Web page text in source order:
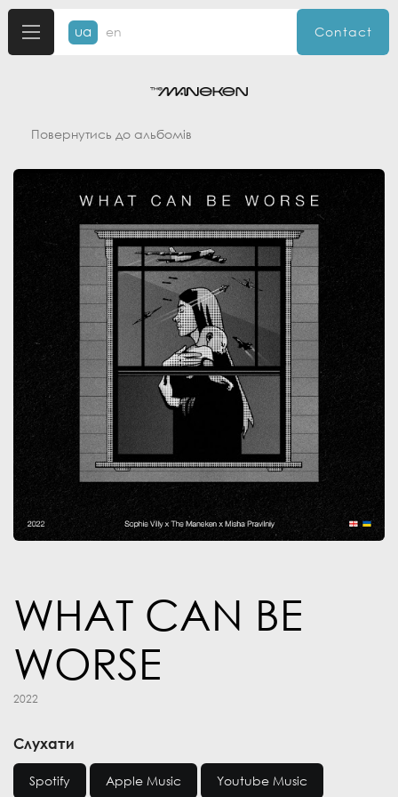
Повернутись до альбомів
WHAT CAN BE
WORSE
2022
Слухати
Spotify Apple Music Youtube Music
ua en Contact